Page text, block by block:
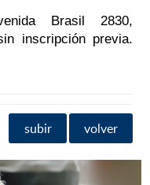
Brasil 2830,
inscripción previa.
subir volver